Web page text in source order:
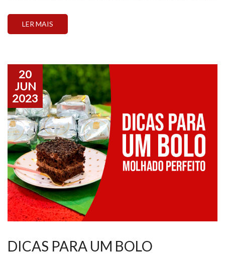
de alunos diferentes.
LER MAIS
DICAS PARA UM BOLO
20
JUN
2023